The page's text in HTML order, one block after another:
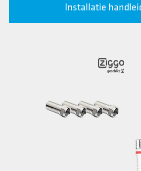
Installatie